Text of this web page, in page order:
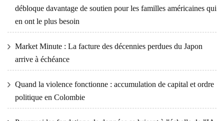
débloque davantage de soutien pour les familles américaines qui
en ont le plus besoin
Market Minute : La facture des décennies perdues du Japon
arrive à échéance
Quand la violence fonctionne : accumulation de capital et ordre
politique en Colombie